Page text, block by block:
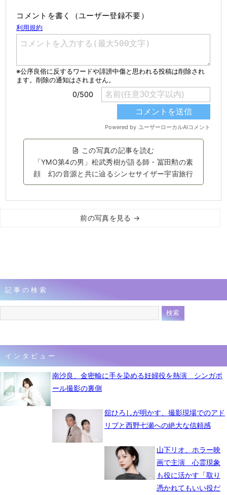
コメントを書く（ユーザー登録不要）
この写真の記事を読む
「YMO第4の男」松武秀樹が語る師・冨田勲の素
顔 幻の音源と共に辿るシンセサイザー宇宙旅行
前の写真を見る →
記事の検索
インタビュー
南沙良、金密輸に手を染める妊婦役を熱演 シンガポ
ール撮影の裏側
舘ひろしが明かす、撮影現場でのアド
リブと西野七瀬への絶大な信頼感
山下リオ、ホラー映
画で主演 心霊現象
も役に活かす「取り
憑かれてもいい役だ